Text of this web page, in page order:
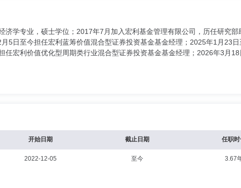
济学专业，硕士学位；2017年7月加入宏利基金管理有限公司，历任研究
5日至今担任宏利蓝筹价值混合型证券投资基金基金经理；2025年1月23
任宏利价值优化型周期类行业混合型证券投资基金基金经理；2026年3月
开始日期 截止日期 任职时
2022-12-05 至今 3.67